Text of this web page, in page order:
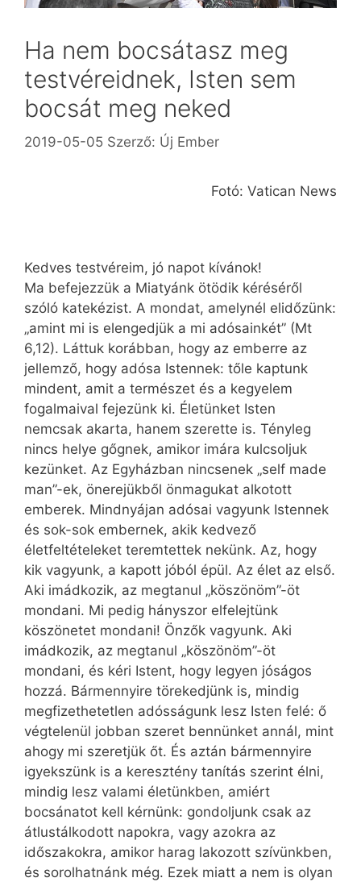
Ha nem bocsátasz meg
testvéreidnek, Isten sem
bocsát meg neked
2019-05-05 Szerző: Új Ember
Fotó: Vatican News
Kedves testvéreim, jó napot kívánok!
Ma befejezzük a Miatyánk ötödik kéréséről
szóló katekézist. A mondat, amelynél elidőzünk:
„amint mi is elengedjük a mi adósainkét” (Mt
6,12). Láttuk korábban, hogy az emberre az
jellemző, hogy adósa Istennek: tőle kaptunk
mindent, amit a természet és a kegyelem
fogalmaival fejezünk ki. Életünket Isten
nemcsak akarta, hanem szerette is. Tényleg
nincs helye gőgnek, amikor imára kulcsoljuk
kezünket. Az Egyházban nincsenek „self made
man”-ek, önerejükből önmagukat alkotott
emberek. Mindnyájan adósai vagyunk Istennek
és sok-sok embernek, akik kedvező
életfeltételeket teremtettek nekünk. Az, hogy
kik vagyunk, a kapott jóból épül. Az élet az első.
Aki imádkozik, az megtanul „köszönöm”-öt
mondani. Mi pedig hányszor elfelejtünk
köszönetet mondani! Önzők vagyunk. Aki
imádkozik, az megtanul „köszönöm”-öt
mondani, és kéri Istent, hogy legyen jóságos
hozzá. Bármennyire törekedjünk is, mindig
megfizethetetlen adósságunk lesz Isten felé: ő
végtelenül jobban szeret bennünket annál, mint
ahogy mi szeretjük őt. És aztán bármennyire
igyekszünk is a keresztény tanítás szerint élni,
mindig lesz valami életünkben, amiért
bocsánatot kell kérnünk: gondoljunk csak az
átlustálkodott napokra, vagy azokra az
időszakokra, amikor harag lakozott szívünkben,
és sorolhatnánk még. Ezek miatt a nem is olyan